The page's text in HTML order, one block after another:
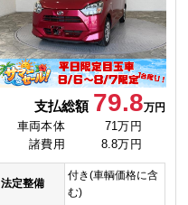
支払総額 79.8万円
車両本体
71万円
諸費用
8.8万円
法定整備
付き(車輌価格に含
む)